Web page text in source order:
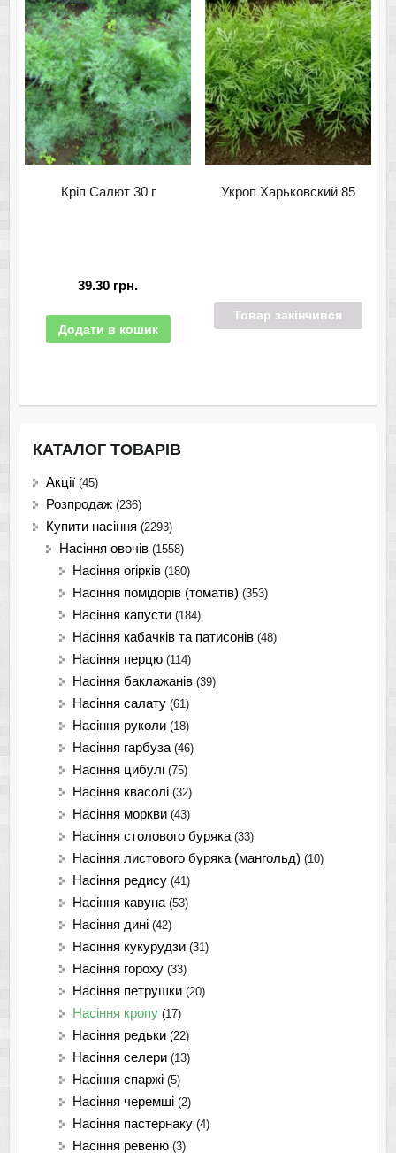
Кріп Салют 30 г
39.30 грн.
Додати в кошик
Укроп Харьковский 85
Товар закінчився
КАТАЛОГ ТОВАРІВ
Акції (45)
Розпродаж (236)
Купити насіння (2293)
Насіння овочів (1558)
Насіння огірків (180)
Насіння помідорів (томатів) (353)
Насіння капусти (184)
Насіння кабачків та патисонів (48)
Насіння перцю (114)
Насіння баклажанів (39)
Насіння салату (61)
Насіння руколи (18)
Насіння гарбуза (46)
Насіння цибулі (75)
Насіння квасолі (32)
Насіння моркви (43)
Насіння столового буряка (33)
Насіння листового буряка (мангольд) (10)
Насіння редису (41)
Насіння кавуна (53)
Насіння дині (42)
Насіння кукурудзи (31)
Насіння гороху (33)
Насіння петрушки (20)
Насіння кропу (17)
Насіння редьки (22)
Насіння селери (13)
Насіння спаржі (5)
Насіння черемші (2)
Насіння пастернаку (4)
Насіння ревеню (3)